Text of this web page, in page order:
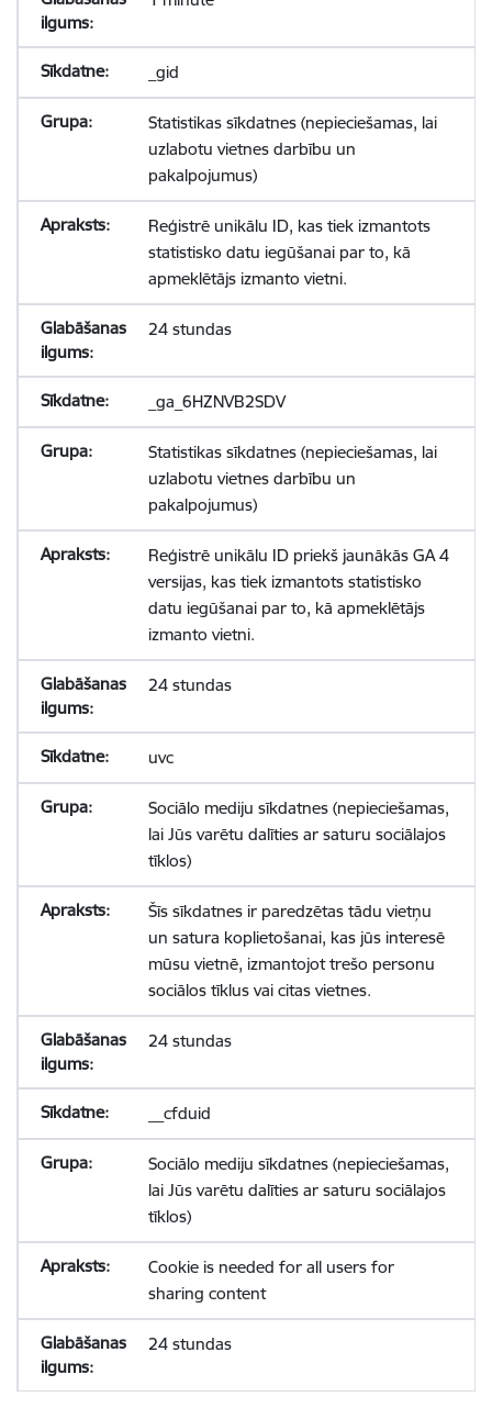
_gid
Statistikas sīkdatnes (nepieciešamas, lai
uzlabotu vietnes darbību un
pakalpojumus)
Reģistrē unikālu ID, kas tiek izmantots
statistisko datu iegūšanai par to, kā
apmeklētājs izmanto vietni.
24 stundas
_ga_6HZNVB2SDV
Statistikas sīkdatnes (nepieciešamas, lai
uzlabotu vietnes darbību un
pakalpojumus)
Reģistrē unikālu ID priekš jaunākās GA 4
versijas, kas tiek izmantots statistisko
datu iegūšanai par to, kā apmeklētājs
izmanto vietni.
24 stundas
uvc
Sociālo mediju sīkdatnes (nepieciešamas,
lai Jūs varētu dalīties ar saturu sociālajos
tīklos)
Šīs sīkdatnes ir paredzētas tādu vietņu
un satura koplietošanai, kas jūs interesē
mūsu vietnē, izmantojot trešo personu
sociālos tīklus vai citas vietnes.
24 stundas
__cfduid
Sociālo mediju sīkdatnes (nepieciešamas,
lai Jūs varētu dalīties ar saturu sociālajos
tīklos)
Cookie is needed for all users for
sharing content
24 stundas